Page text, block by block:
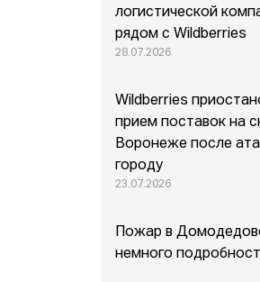
логистической
рядом с Wildberries
28.07.2026
Wildberries
прием поставок на
Воронеже после
городу
23.07.2026
Пожар в
немного